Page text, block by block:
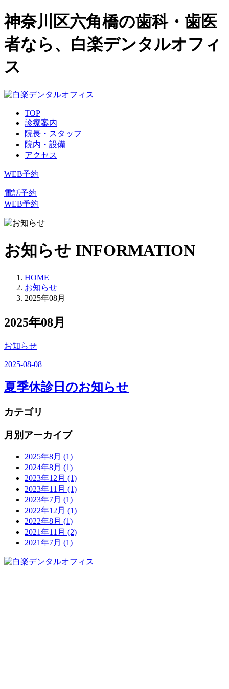
神奈川区六角橋の歯科・歯医
者なら、白楽デンタルオフィ
ス
TOP
診療案内
院長・スタッフ
院内・設備
アクセス
WEB予約
電話予約
WEB予約
お知らせ INFORMATION
HOME
お知らせ
2025年08月
2025年08月
お知らせ
2025-08-08
夏季休診日のお知らせ
カテゴリ
月別アーカイブ
2025年8月 (1)
2024年8月 (1)
2023年12月 (1)
2023年11月 (1)
2023年7月 (1)
2022年12月 (1)
2022年8月 (1)
2021年11月 (2)
2021年7月 (1)